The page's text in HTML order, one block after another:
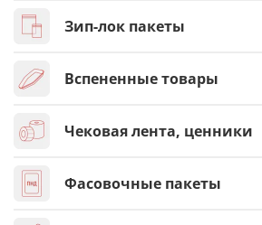
Зип-лок пакеты
Вспененные товары
Чековая лента, ценники
Фасовочные пакеты